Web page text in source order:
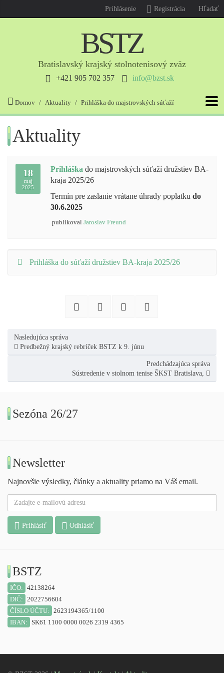
Prihlásenie Registrácia Hľadať
BSTZ
Bratislavský krajský stolnotenisový zväz
+421 905 702 357 info@bzst.sk
Domov Aktuality Prihláška do majstrovských súťaží
Aktuality
18
maj
2025
Prihláška do majstrovských súťaží družstiev BA-
kraja 2025/26
Termín pre zaslanie vrátane úhrady poplatku do
30.6.2025
publikoval Jaroslav Freund
Prihláška do súťaží družstiev BA-kraja 2025/26
Nasledujúca správa
Predbežný krajský rebríček BSTZ k 9. júnu
Predchádzajúca správa
Sústredenie v stolnom tenise ŠKST Bratislava,
Sezóna 26/27
Newsletter
Najnovšie výsledky, články a aktuality priamo na Váš email.
Prihlásiť Odhlásiť
BSTZ
IČO: 42138264
DIČ: 2022756604
ČÍSLO ÚČTU: 2623194365/1100
IBAN: SK61 1100 0000 0026 2319 4365